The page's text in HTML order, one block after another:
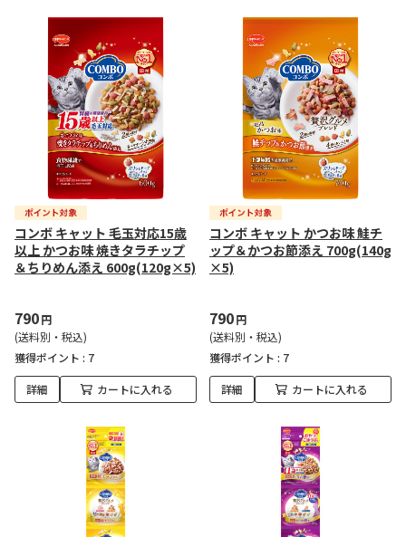
コンボ キャット 毛玉対応15歳
以上 かつお味 焼きタラチップ
＆ちりめん添え 600g(120g×5)
790円
(送料別・税込)
獲得ポイント : 7
詳細 カートに入れる
コンボ キャット かつお味 鮭チ
ップ＆かつお節添え 700g(140g
×5)
790円
(送料別・税込)
獲得ポイント : 7
詳細 カートに入れる